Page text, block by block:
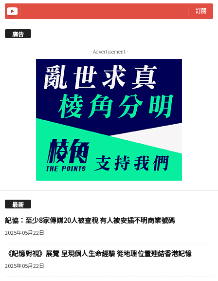
訂閱
廣告
- Advertisement -
最新
記協：至少8家傳媒20人被查稅 有人被安插不明商業號碼
2025年05月22日
《記憶對視》展覽 呈現個人生命經驗 從地理位置連結香港記憶
2025年05月22日